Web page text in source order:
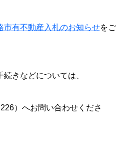
市有不動産入札のお知らせをご
きなどについては、
）へお問い合わせくださ